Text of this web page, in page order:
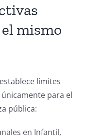
mismo
límites
para el
pública:
en Infantil,